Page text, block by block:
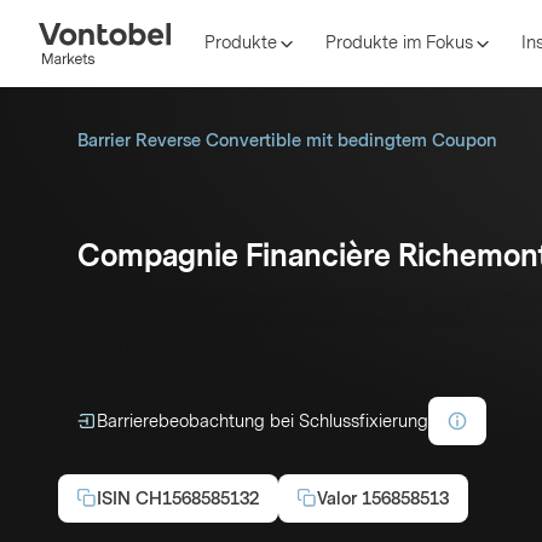
Produkte Produkte im Fokus
Barrier Reverse Convertible mit bedingtem Coupon
Compagnie Financière
Barrierebeobachtung bei Schlussfixierung
ISIN CH1568585132 Valor 156858513